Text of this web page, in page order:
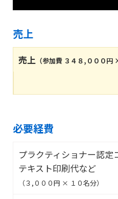
売上
売上 （参加費 ３４８,０００円
必要経費
プラクティショナー認定
テキスト印刷代など
（３,０００円 × １０名分）